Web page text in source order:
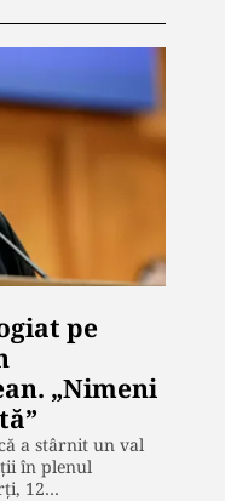
pe
„Nimeni
a stârnit un val
în plenul
12…